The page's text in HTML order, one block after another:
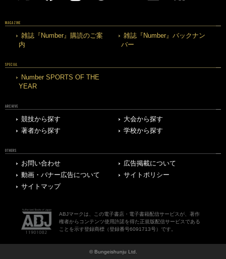
MAGAZINE
雑誌『Number』購読のご案
内
雑誌『Number』バックナン
バー
SPECIAL
Number SPORTS OF THE
YEAR
ARCHIVE
競技から探す
大会から探す
著者から探す
学校から探す
OTHERS
お問い合わせ
広告掲載について
動画・バナー広告について
サイトポリシー
サイトマップ
ABJマークは、この電子書店・電子書籍配信サービスが、著作
権者からコンテンツ使用許諾を得た正規版配信サービスである
ことを示す登録商標（登録番号6091713号）です。
© Bungeishunju Ltd.